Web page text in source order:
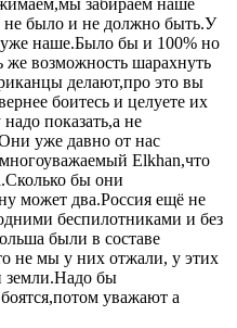
забираем наше
не было и не должно быть.У
уже наше.Было бы и 100% но
возможность шарахнуть
делают,про это вы
боитесь и целуете их
показать,а не
уже давно от нас
Еlkhan,что
бы они
может два.Россия ещё не
беспилотниками и без
были в составе
не мы у них отжали, у этих
земли.Надо бы
уважают а